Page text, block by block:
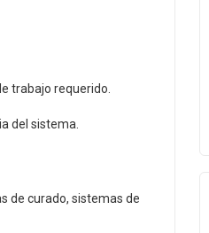
trabajo requerido.
del sistema.
de curado, sistemas de